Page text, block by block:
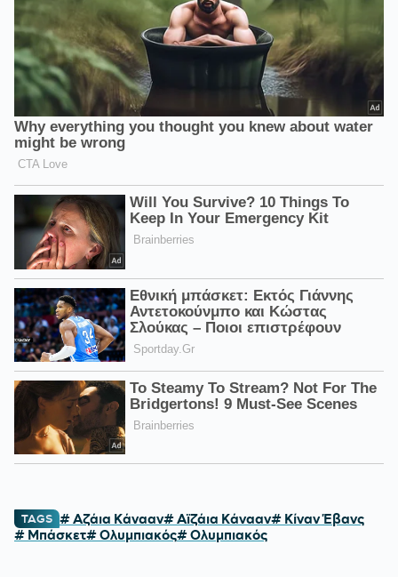
TAGS # Αζάια Κάνααν# Αϊζάια Κάνααν# Κίναν Έβανς
# Μπάσκετ# Ολυμπιακός# Ολυμπιακός